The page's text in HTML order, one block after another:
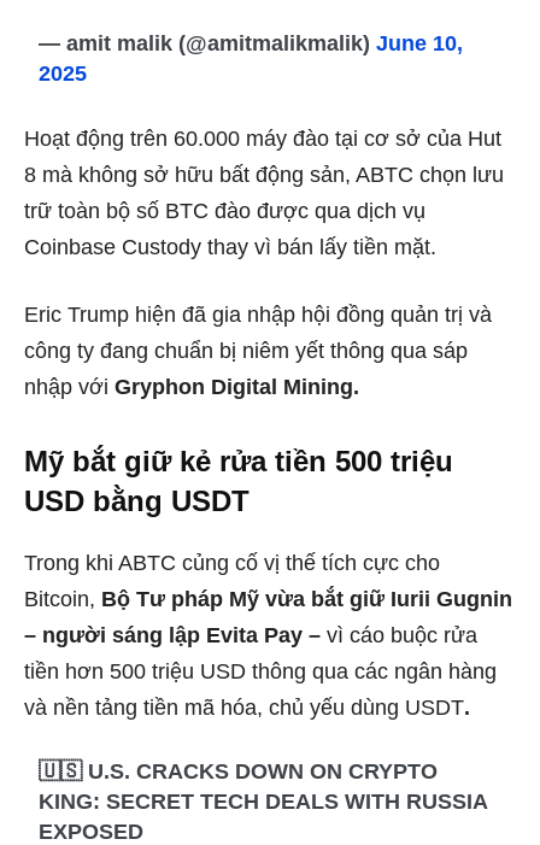
— amit malik (@amitmalikmalik)June 10,
2025
Hoạt động trên 60.000 máy đào tại cơ sở của Hut
8 mà không sở hữu bất động sản, ABTC chọn lưu
trữ toàn bộ số BTC đào được qua dịch vụ
Coinbase Custody thay vì bán lấy tiền mặt.
Eric Trump hiện đã gia nhập hội đồng quản trị và
công ty đang chuẩn bị niêm yết thông qua sáp
nhập với Gryphon Digital Mining.
Mỹ bắt giữ kẻ rửa tiền 500 triệu
USD bằng USDT
Trong khi ABTC củng cố vị thế tích cực cho
Bitcoin, Bộ Tư pháp Mỹ vừa bắt giữ Iurii Gugnin
– người sáng lập Evita Pay – vì cáo buộc rửa
tiền hơn 500 triệu USD thông qua các ngân hàng
và nền tảng tiền mã hóa, chủ yếu dùng USDT.
🇺🇸 U.S. CRACKS DOWN ON CRYPTO
KING: SECRET TECH DEALS WITH RUSSIA
EXPOSED